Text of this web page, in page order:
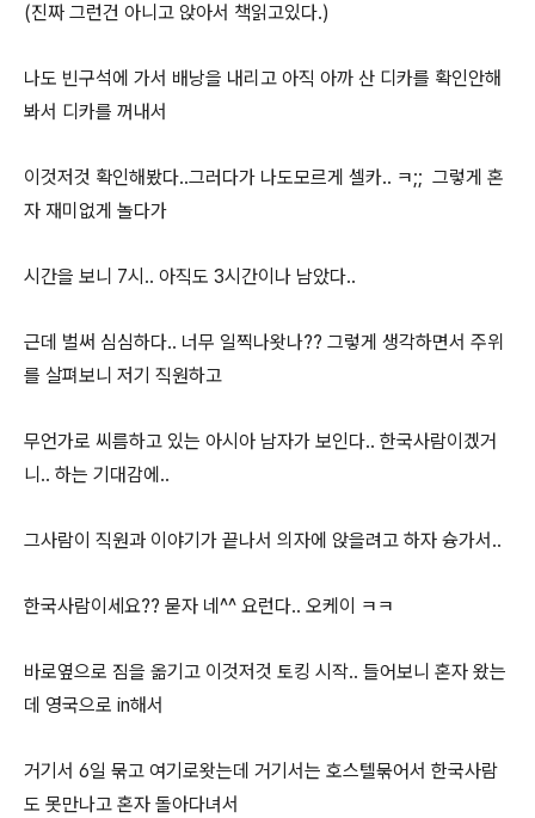
(진짜 그런건 아니고 앉아서 책읽고있다.)
나도 빈구석에 가서 배낭을 내리고 아직 아까 산 디카를 확인안해
봐서 디카를 꺼내서
이것저것 확인해봤다..그러다가 나도모르게 셀카.. ㅋ;; 그렇게 혼
자 재미없게 놀다가
시간을 보니 7시.. 아직도 3시간이나 남았다..
근데 벌써 심심하다.. 너무 일찍나왓나?? 그렇게 생각하면서 주위
를 살펴보니 저기 직원하고
무언가로 씨름하고 있는 아시아 남자가 보인다.. 한국사람이겠거
니.. 하는 기대감에..
그사람이 직원과 이야기가 끝나서 의자에 앉을려고 하자 슝가서..
한국사람이세요?? 묻자 네^^ 요런다.. 오케이 ㅋㅋ
바로옆으로 짐을 옮기고 이것저것 토킹 시작.. 들어보니 혼자 왔는
데 영국으로 in해서
거기서 6일 묶고 여기로왓는데 거기서는 호스텔묶어서 한국사람
도 못만나고 혼자 돌아다녀서